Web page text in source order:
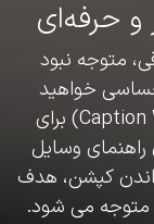
متوجه نبود
خواهید
داشت؟ در واقع کپشن نویسی (Caption Writing) برای
وسایل
کپشن، هدف
متوجه می شود.